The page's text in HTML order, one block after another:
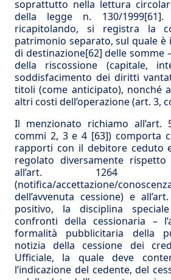
soprattutto nella lettura
della legge n. 130/1999[61].
ricapitolando, si registra la
patrimonio separato, sul quale è
di destinazione[62] delle somme
della riscossione (capitale,
soddisfacimento dei diritti
titoli (come anticipato), nonché
altri costi dell’operazione (art. 3,
Il menzionato richiamo all’art.
commi 2, 3 e 4 [63]) comporta
rapporti con il debitore ceduto
regolato diversamente
all’art. 1264
(notifica/accettazione/
dell’avvenuta cessione) e
positivo, la disciplina
confronti della cessionaria –
formalità pubblicitaria della
notizia della cessione dei
Ufficiale, la quale deve
l’indicazione del cedente, del